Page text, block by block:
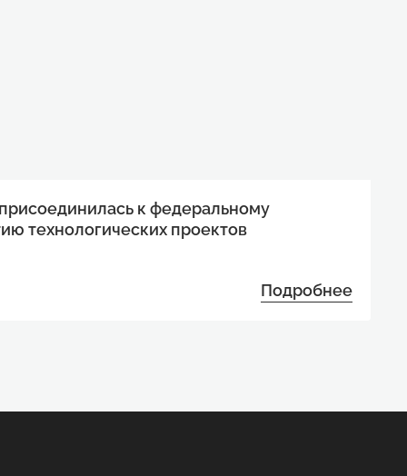
к федеральному
технологических проектов
Подробнее